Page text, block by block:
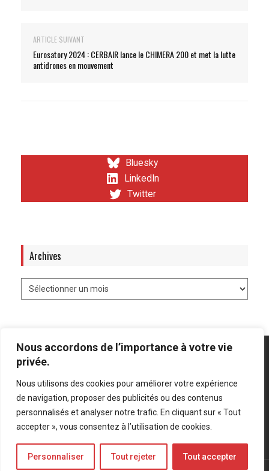
Nous accordons de l’importance à votre vie
privée.
Nous utilisons des cookies pour améliorer votre expérience
de navigation, proposer des publicités ou des contenus
personnalisés et analyser notre trafic. En cliquant sur « Tout
accepter », vous consentez à l’utilisation de cookies.
Personnaliser Tout rejeter Tout accepter
ARTICLE SUIVANT
Eurosatory 2024 : CERBAIR lance le CHIMERA 200 et met la lutte
antidrones en mouvement
Bluesky
LinkedIn
Twitter
Archives
Mentions légales Politique de confidentialité
Bluesky
LinkedIn
Twitter